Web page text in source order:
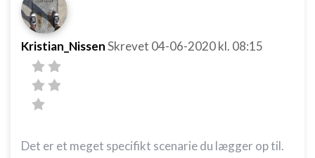
Kristian_NissenSkrevet 04-06-2020kl. 08:15
Det er et meget specifikt scenarie du lægger op til.